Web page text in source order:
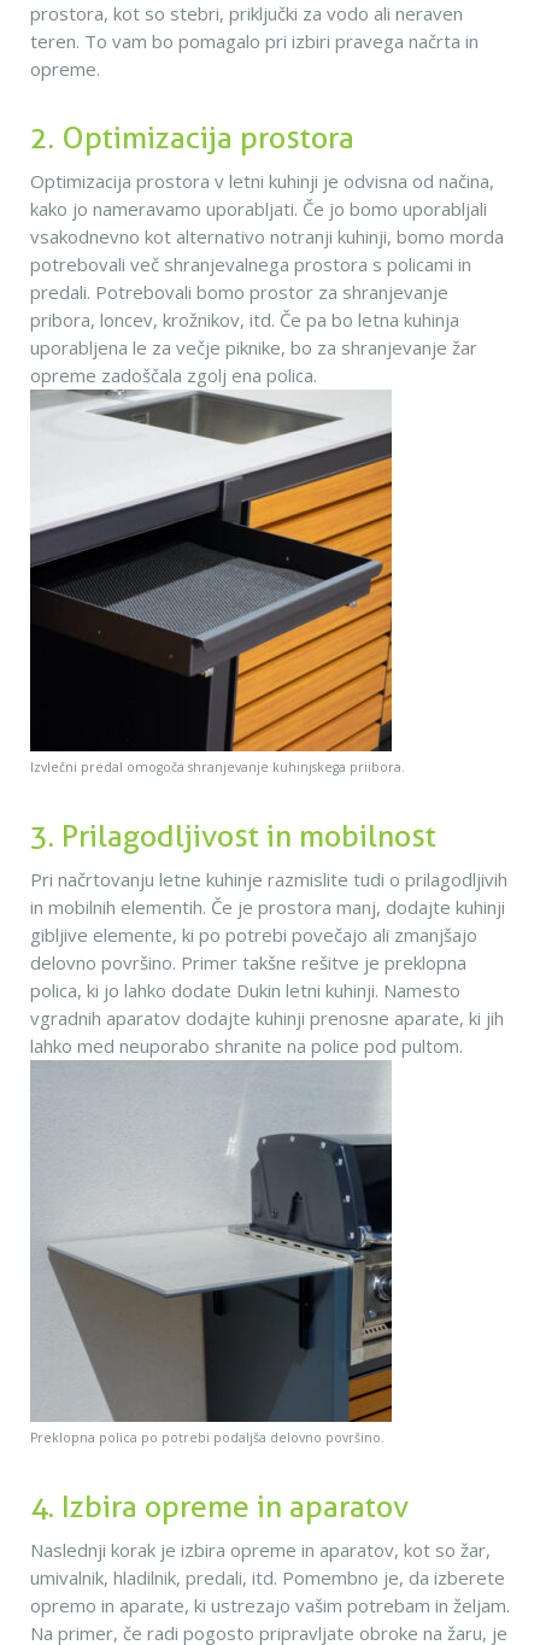
prostora, kot so stebri, priključki za vodo ali neraven
teren. To vam bo pomagalo pri izbiri pravega načrta in
opreme.
2. Optimizacija prostora
Optimizacija prostora v letni kuhinji je odvisna od načina,
kako jo nameravamo uporabljati. Če jo bomo uporabljali
vsakodnevno kot alternativo notranji kuhinji, bomo morda
potrebovali več shranjevalnega prostora s policami in
predali. Potrebovali bomo prostor za shranjevanje
pribora, loncev, krožnikov, itd. Če pa bo letna kuhinja
uporabljena le za večje piknike, bo za shranjevanje žar
opreme zadoščala zgolj ena polica.
Izvlečni predal omogoča shranjevanje kuhinjskega priibora.
3. Prilagodljivost in mobilnost
Pri načrtovanju letne kuhinje razmislite tudi o prilagodljivih
in mobilnih elementih. Če je prostora manj, dodajte kuhinji
gibljive elemente, ki po potrebi povečajo ali zmanjšajo
delovno površino. Primer takšne rešitve je preklopna
polica, ki jo lahko dodate Dukin letni kuhinji. Namesto
vgradnih aparatov dodajte kuhinji prenosne aparate, ki jih
lahko med neuporabo shranite na police pod pultom.
Preklopna polica po potrebi podaljša delovno površino.
4. Izbira opreme in aparatov
Naslednji korak je izbira opreme in aparatov, kot so žar,
umivalnik, hladilnik, predali, itd. Pomembno je, da izberete
opremo in aparate, ki ustrezajo vašim potrebam in željam.
Na primer, če radi pogosto pripravljate obroke na žaru, je